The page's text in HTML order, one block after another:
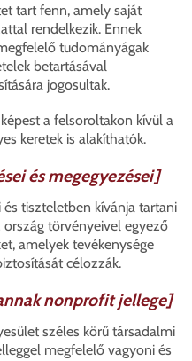
tart fenn, amely saját
rendelkezik. Ennek
tudományágak
betartásával
jogosultak.
a felsoroltakon kívül a
keretek is alakíthatók.
és megegyezései]
tiszteletben kívánja tartani
törvényeivel egyező
amelyek tevékenysége
célozzák.
nonprofit jellege]
széles körű társadalmi
megfelelő vagyoni és